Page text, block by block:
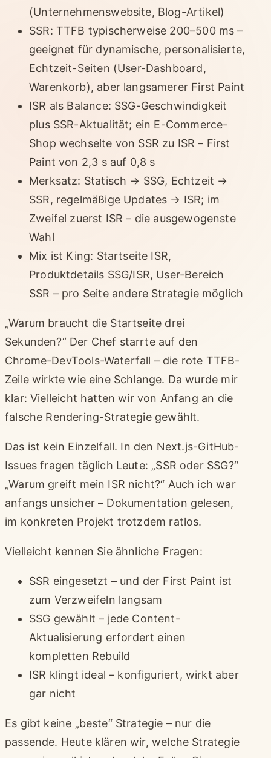
(Unternehmenswebsite, Blog-Artikel)
SSR: TTFB typischerweise 200–500 ms –
geeignet für dynamische, personalisierte,
Echtzeit-Seiten (User-Dashboard,
Warenkorb), aber langsamerer First Paint
ISR als Balance: SSG-Geschwindigkeit
plus SSR-Aktualität; ein E-Commerce-
Shop wechselte von SSR zu ISR – First
Paint von 2,3 s auf 0,8 s
Merksatz: Statisch → SSG, Echtzeit →
SSR, regelmäßige Updates → ISR; im
Zweifel zuerst ISR – die ausgewogenste
Wahl
Mix ist King: Startseite ISR,
Produktdetails SSG/ISR, User-Bereich
SSR – pro Seite andere Strategie möglich
„Warum braucht die Startseite drei
Sekunden?“ Der Chef starrte auf den
Chrome-DevTools-Waterfall – die rote TTFB-
Zeile wirkte wie eine Schlange. Da wurde mir
klar: Vielleicht hatten wir von Anfang an die
falsche Rendering-Strategie gewählt.
Das ist kein Einzelfall. In den Next.js-GitHub-
Issues fragen täglich Leute: „SSR oder SSG?“
„Warum greift mein ISR nicht?“ Auch ich war
anfangs unsicher – Dokumentation gelesen,
im konkreten Projekt trotzdem ratlos.
Vielleicht kennen Sie ähnliche Fragen:
SSR eingesetzt – und der First Paint ist
zum Verzweifeln langsam
SSG gewählt – jede Content-
Aktualisierung erfordert einen
kompletten Rebuild
ISR klingt ideal – konfiguriert, wirkt aber
gar nicht
Es gibt keine „beste“ Strategie – nur die
passende. Heute klären wir, welche Strategie